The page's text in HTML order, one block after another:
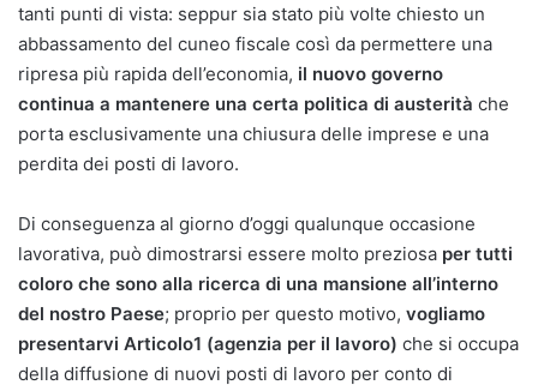
tanti punti di vista: seppur sia stato più volte chiesto un
abbassamento del cuneo fiscale così da permettere una
ripresa più rapida dell’economia, il nuovo governo
continua a mantenere una certa politica di austerità che
porta esclusivamente una chiusura delle imprese e una
perdita dei posti di lavoro.
Di conseguenza al giorno d’oggi qualunque occasione
lavorativa, può dimostrarsi essere molto preziosa per tutti
coloro che sono alla ricerca di una mansione all’interno
del nostro Paese; proprio per questo motivo, vogliamo
presentarvi Articolo1 (agenzia per il lavoro) che si occupa
della diffusione di nuovi posti di lavoro per conto di